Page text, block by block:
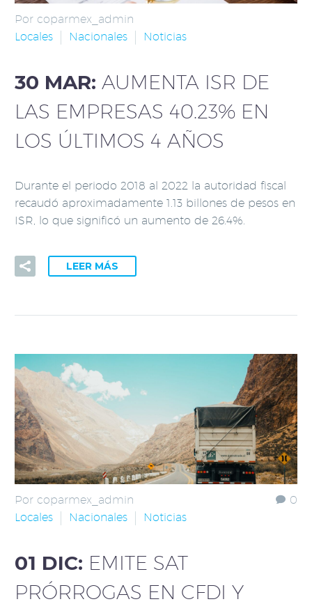
Por coparmex_admin
Locales
Nacionales Noticias
30 MAR: AUMENTA ISR DE
LAS EMPRESAS 40.23% EN
LOS ÚLTIMOS 4 AÑOS
Durante el periodo 2018 al 2022 la autoridad fiscal
recaudó aproximadamente 1.13 billones de pesos en
ISR, lo que significó un aumento de 26.4%.
LEER MÁS
0
Por coparmex_admin
Locales
Nacionales Noticias
01 DIC: EMITE SAT
PRÓRROGAS EN CFDI Y